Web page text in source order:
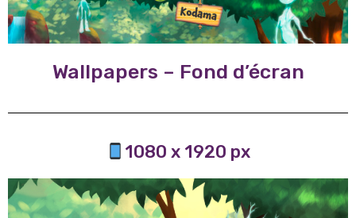
Wallpapers – Fond d’écran
1080 x 1920 px